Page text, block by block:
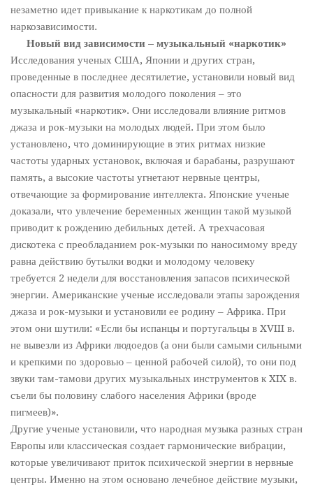
незаметно идет привыкание к наркотикам до полной
наркозависимости.
Новый вид зависимости – музыкальный «наркотик»
Исследования ученых США, Японии и других стран,
проведенные в последнее десятилетие, установили новый вид
опасности для развития молодого поколения – это
музыкальный «наркотик». Они исследовали влияние ритмов
джаза и рок-музыки на молодых людей. При этом было
установлено, что доминирующие в этих ритмах низкие
частоты ударных установок, включая и барабаны, разрушают
память, а высокие частоты угнетают нервные центры,
отвечающие за формирование интеллекта. Японские ученые
доказали, что увлечение беременных женщин такой музыкой
приводит к рождению дебильных детей. А трехчасовая
дискотека с преобладанием рок-музыки по наносимому вреду
равна действию бутылки водки и молодому человеку
требуется 2 недели для восстановления запасов психической
энергии. Американские ученые исследовали этапы зарождения
джаза и рок-музыки и установили ее родину – Африка. При
этом они шутили: «Если бы испанцы и португальцы в XVIII в.
не вывезли из Африки людоедов (а они были самыми сильными
и крепкими по здоровью – ценной рабочей силой), то они под
звуки там-тамови других музыкальных инструментов к XIX в.
съели бы половину слабого населения Африки (вроде
пигмеев)».
Другие ученые установили, что народная музыка разных стран
Европы или классическая создает гармонические вибрации,
которые увеличивают приток психической энергии в нервные
центры. Именно на этом основано лечебное действие музыки,